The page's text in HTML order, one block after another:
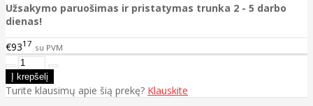
Užsakymo paruošimas ir pristatymas trunka 2 - 5 darbo
dienas!
€9317 su PVM
Turite klausimų apie šią prekę? Klauskite